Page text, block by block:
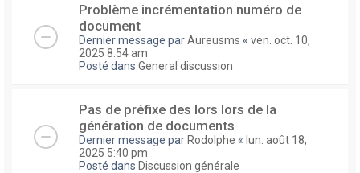
Problème incrémentation numéro de
document
Dernier message parAureusms « ven. oct. 10,
2025 8:54 am
Posté dans General discussion
Pas de préfixe des lors lors de la
génération de documents
Dernier message par Rodolphe « lun. août 18,
2025 5:40 pm
Posté dans Discussion générale